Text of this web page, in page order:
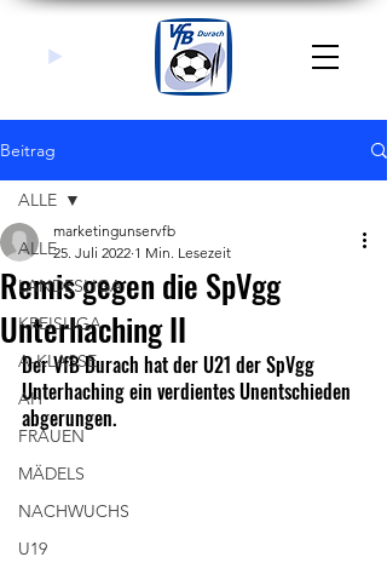
Beitrag
ALLE
LANDESLIGA
KREISLIGA
A-KLASSE
AH
FRAUEN
MÄDELS
NACHWUCHS
U19
ALLE
Remis gegen die SpVgg
Unterhaching II
marketingunservfb
25. Juli 2022 1 Min. Lesezeit
Der VfB Durach hat der U21 der SpVgg
Unterhaching ein verdientes Unentschieden
abgerungen.